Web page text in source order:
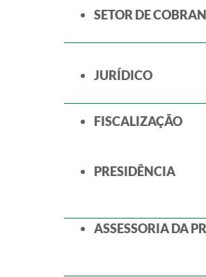
SETOR DE
JURÍDICO
FISCALIZAÇÃO
PRESIDÊNCIA
ASSESSORIA DA